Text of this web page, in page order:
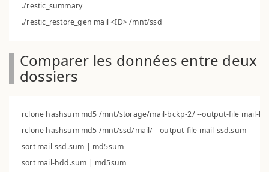
./restic_summary
Comparer les données entre deux
dossiers
rclone hashsum md5 /mnt/storage/mail-bckp-2/ --output-file mail-
rclone hashsum md5 /mnt/ssd/mail/ --output-file mail-ssd.sum
sort mail-ssd.sum | md5sum